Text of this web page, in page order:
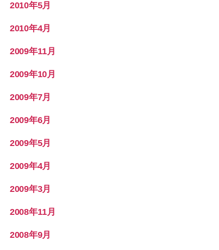
2010年5月
2010年4月
2009年11月
2009年10月
2009年7月
2009年6月
2009年5月
2009年4月
2009年3月
2008年11月
2008年9月